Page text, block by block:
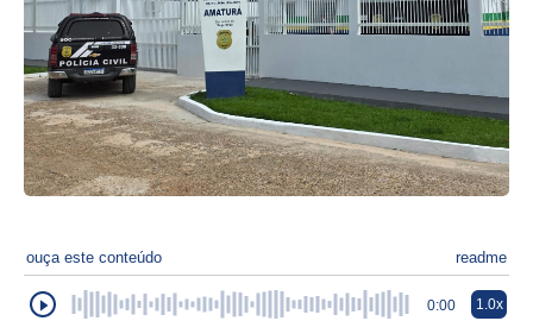
ouça este conteúdo readme
0:00 1.0x